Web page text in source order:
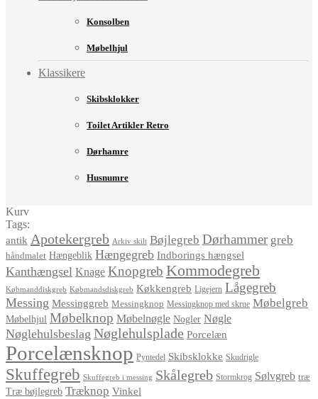
Konsolben
Møbelhjul
Klassikere
Skibsklokker
Toilet Artikler Retro
Dørhamre
Husnumre
Kurv
Tags:
antik Apotekergreb Arkiv skilt Bøjlegreb Dørhammer greb
håndmalet Hængeblik Hængegreb Indborings hængsel
Kanthængsel Knage Knopgreb Kommodegreb
Købmanddiskgreb Købmandsdiskgreb Køkkengreb Ligejern Lågegreb
Messing Messinggreb Messingknop Messingknop med skrue Møbelgreb
Møbelhjul Møbelknop Møbelnøgle Nogler Nøgle
Nøglehulsbeslag Nøglehulsplade Porcelæn
Porcelænsknop Pyntedel Skibsklokke Skudrigle
Skuffegreb Skuffegreb i messing Skålegreb Stormkrog Sølvgreb træ
Træ bøjlegreb Træknop Vinkel